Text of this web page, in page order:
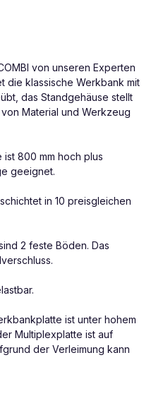
von unseren Experten
die klassische Werkbank mit
das Standgehäuse stellt
Material und Werkzeug
ist 800 mm hoch plus
geeignet.
in 10 preisgleichen
2 feste Böden. Das
ist unter hohem
Multiplexplatte ist auf
der Verleimung kann